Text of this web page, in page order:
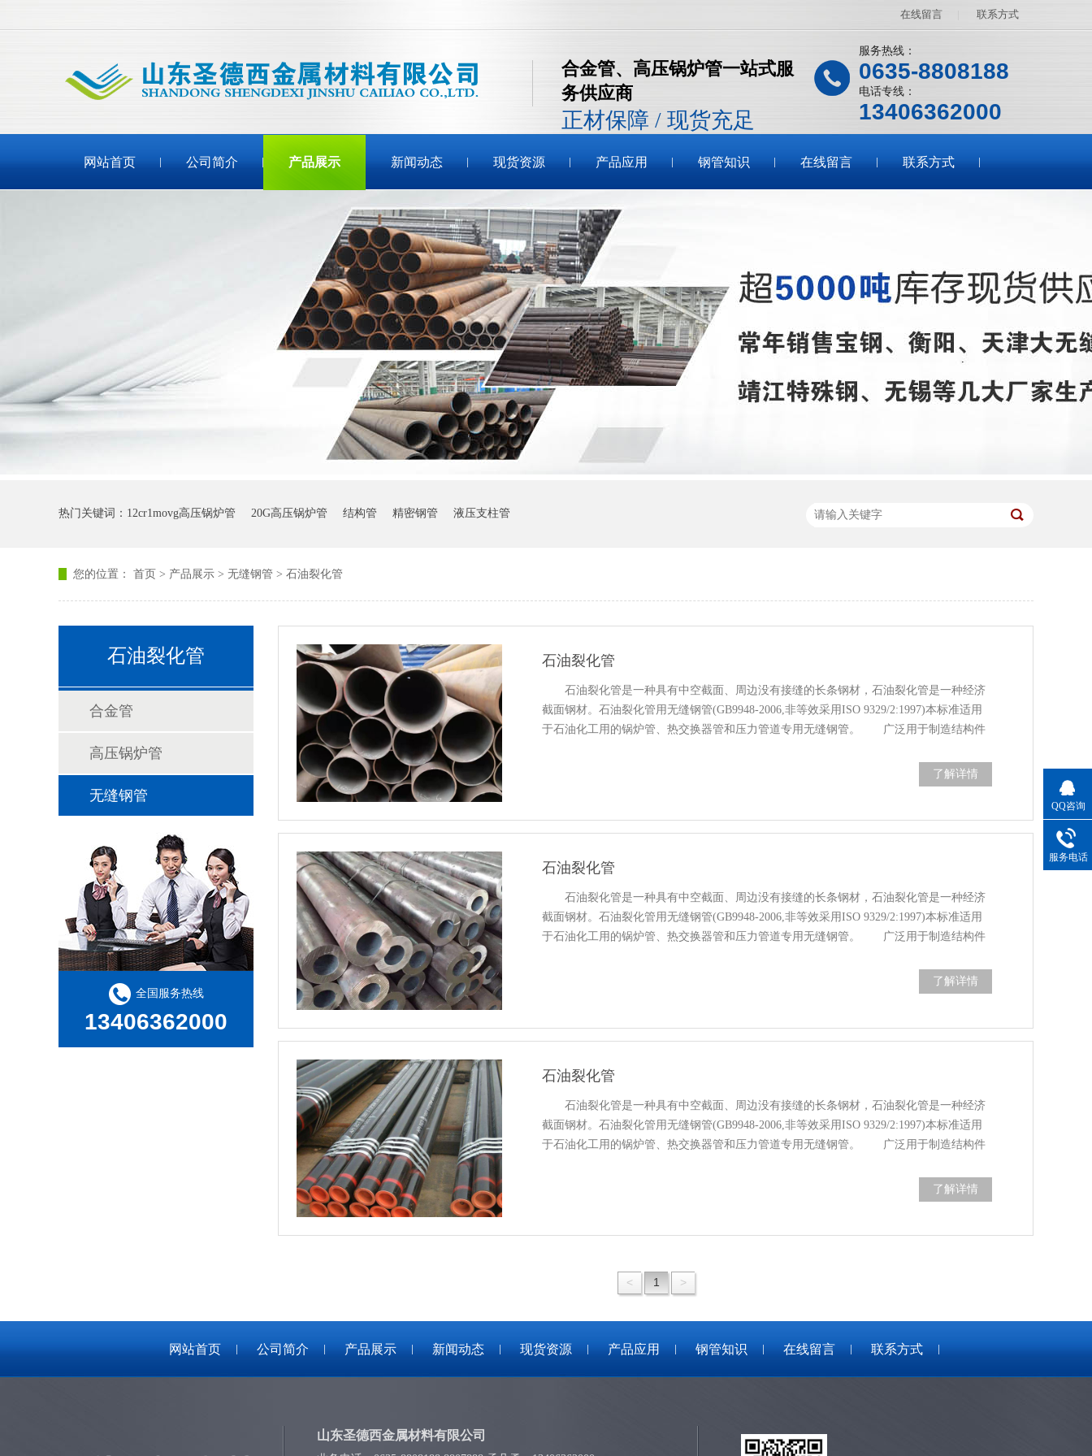
在线留言 联系方式
合金管、高压锅炉管一站式服
务供应商
正材保障 / 现货充足
服务热线：
0635-8808188
电话专线：
13406362000
网站首页 公司简介 产品展示 新闻动态 现货资源 产品应用 钢管知识 在线留言 联系方式
热门关键词： 12cr1movg高压锅炉管 20G高压锅炉管 结构管 精密钢管 液压支柱管
您的位置： 首页 > 产品展示 > 无缝钢管 > 石油裂化管
石油裂化管
合金管
高压锅炉管
无缝钢管
全国服务热线
13406362000
石油裂化管
石油裂化管是一种具有中空截面、周边没有接缝的长条钢材，石油裂化管是一种经济
截面钢材。石油裂化管用无缝钢管(GB9948-2006,非等效采用ISO 9329/2:1997)本标准适用
于石油化工用的锅炉管、热交换器管和压力管道专用无缝钢管。 广泛用于制造结构件
了解详情
石油裂化管
石油裂化管是一种具有中空截面、周边没有接缝的长条钢材，石油裂化管是一种经济
截面钢材。石油裂化管用无缝钢管(GB9948-2006,非等效采用ISO 9329/2:1997)本标准适用
于石油化工用的锅炉管、热交换器管和压力管道专用无缝钢管。 广泛用于制造结构件
了解详情
石油裂化管
石油裂化管是一种具有中空截面、周边没有接缝的长条钢材，石油裂化管是一种经济
截面钢材。石油裂化管用无缝钢管(GB9948-2006,非等效采用ISO 9329/2:1997)本标准适用
于石油化工用的锅炉管、热交换器管和压力管道专用无缝钢管。 广泛用于制造结构件
了解详情
< 1 >
网站首页 公司简介 产品展示 新闻动态 现货资源 产品应用 钢管知识 在线留言 联系方式
山东圣德西金属材料有限公司
QQ咨询
服务电话